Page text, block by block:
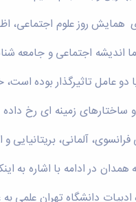
همایش روز علوم اجتماعی،
دو عامل تاثیرگذار بوده
زمینه ای رخ
آلمانی،
در ادامه با اشاره